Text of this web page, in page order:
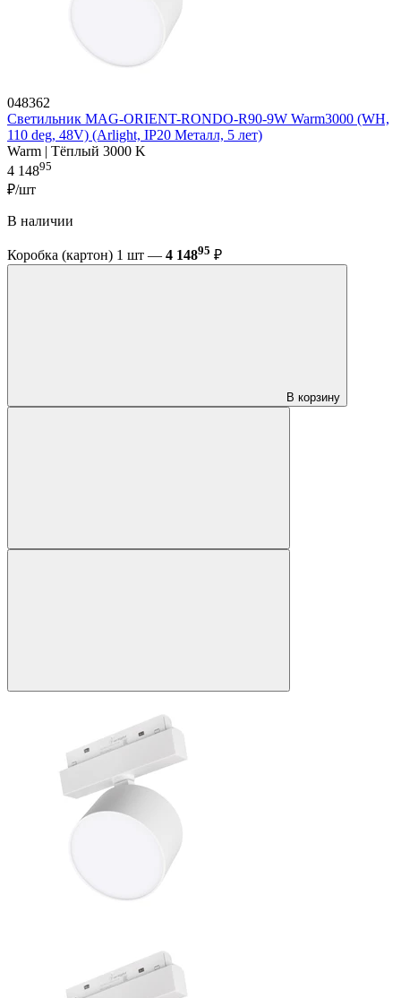
048362
Светильник MAG-ORIENT-RONDO-R90-9W Warm3000 (WH,
110 deg, 48V) (Arlight, IP20 Металл, 5 лет)
Warm | Тёплый 3000 K
4 14895
₽/шт
В наличии
Коробка (картон) 1 шт — 4 14895 ₽
В корзину